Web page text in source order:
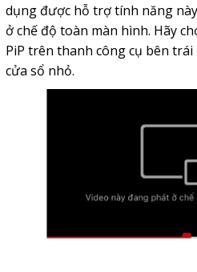
dụng được hỗ trợ tính năng
ở chế độ toàn màn hình. Hãy
PiP trên thanh công cụ bên
cửa sổ nhỏ.